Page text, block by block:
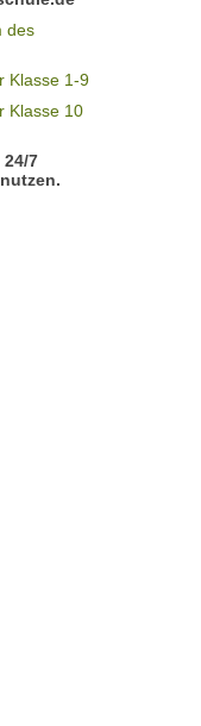
des
Klasse 1-9
Klasse 10
24/7
nutzen.